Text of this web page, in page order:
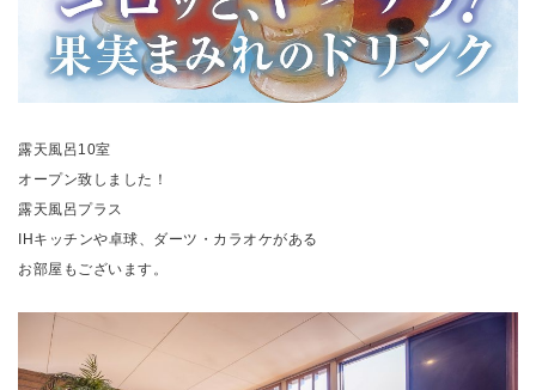
露天風呂10室
オープン致しました！
露天風呂プラス
IHキッチンや卓球、ダーツ・カラオケがある
お部屋もございます。